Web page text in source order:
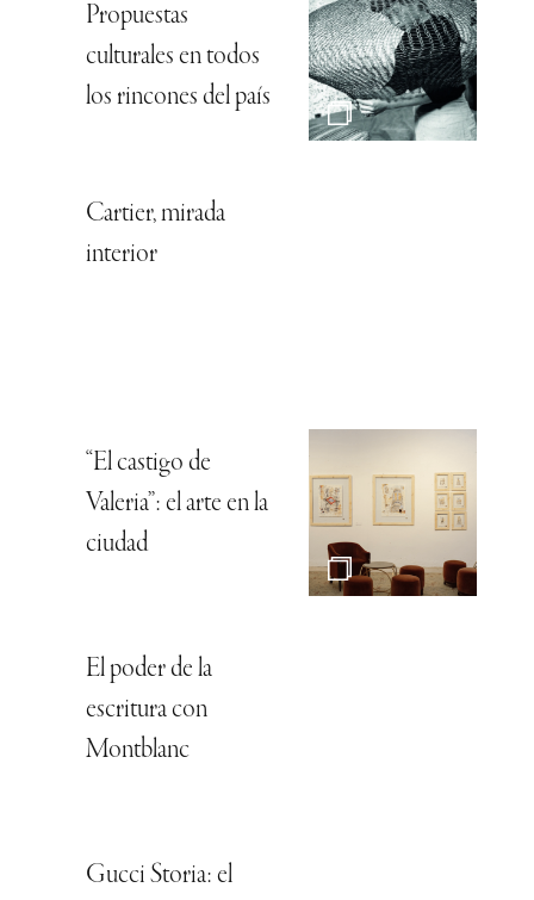
Propuestas
culturales en todos
los rincones del país
Cartier, mirada
interior
“El castigo de
Valeria”: el arte en la
ciudad
El poder de la
escritura con
Montblanc
Gucci Storia: el